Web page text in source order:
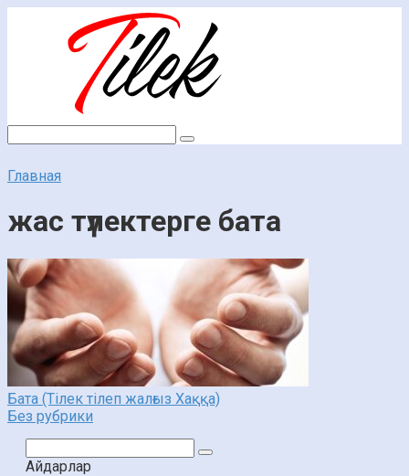
Главная
жас түлектерге бата
Бата (Тілек тілеп жалғыз Хаққа)
Без рубрики
Айдарлар